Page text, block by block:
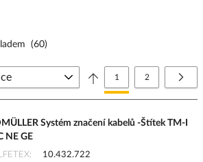
(60)
Stránka
Právě si prohlížíte
1 Stránka
2
Systém značení kabelů -Štítek TM-I
NE GE
10.432.722